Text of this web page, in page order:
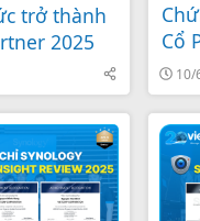
trở thành
2025
Cổ
10/